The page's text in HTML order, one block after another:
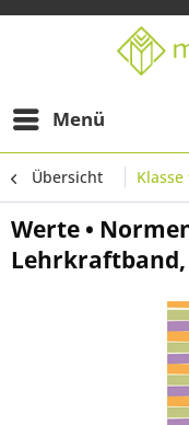
Menü
Übersicht Klasse
Werte •
Lehrkraftband,